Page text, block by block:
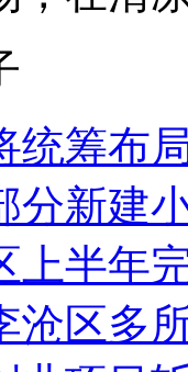
统筹布
分新建
上半年
沧区多